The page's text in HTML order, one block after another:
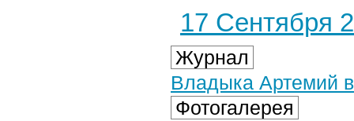
17 Сентября
Журнал
Владыка Артемий
Фотогалерея